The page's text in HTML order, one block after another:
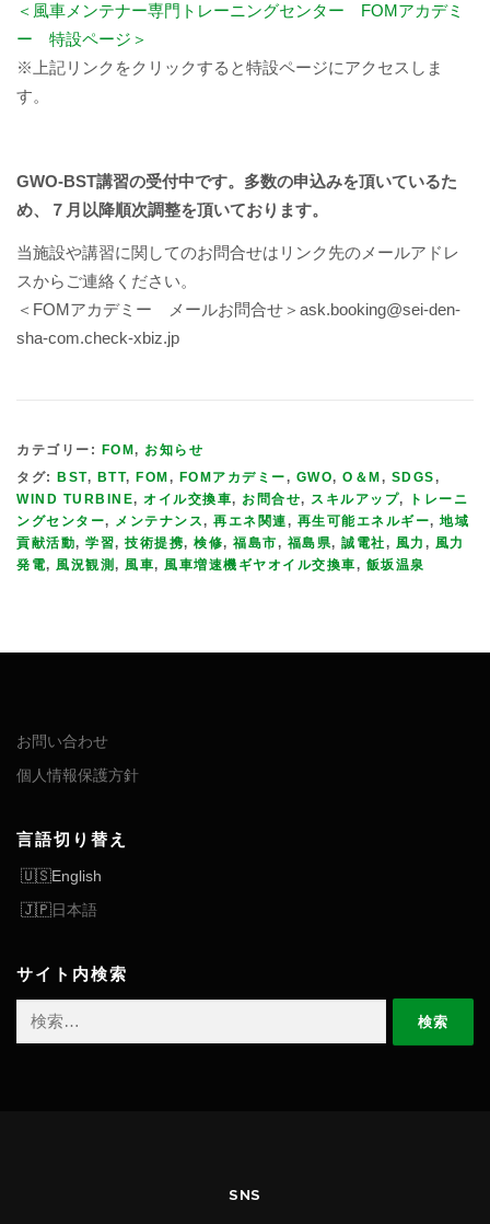
＜風車メンテナー専門トレーニングセンター FOMアカデミ
ー 特設ページ＞
※上記リンクをクリックすると特設ページにアクセスしま
す。
GWO-BST講習の受付中です。多数の申込みを頂いているた
め、７月以降順次調整を頂いております。
当施設や講習に関してのお問合せはリンク先のメールアドレ
スからご連絡ください。
＜FOMアカデミー メールお問合せ＞ask.booking@sei-den-
sha-com.check-xbiz.jp
カテゴリー: FOM , お知らせ
タグ:
BST, BTT, FOM , FOMアカデミー, GWO, O＆M , SDGS,
WIND TURBINE, オイル交換車, お問合せ, スキルアップ,
トレーニ
ングセンター, メンテナンス, 再エネ関連, 再生可能エネルギー, 地域
貢献活動, 学習, 技術提携, 検修, 福島市, 福島県, 誠電社, 風力 , 風力
発電, 風況観測 , 風車, 風車増速機ギヤオイル交換車, 飯坂温泉
お問い合わせ
個人情報保護方針
言語切り替え
English
日本語
サイト内検索
SNS